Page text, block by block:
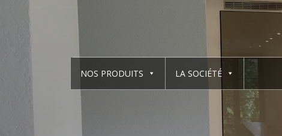
NOS PRODUITS LA SOCIÉTÉ